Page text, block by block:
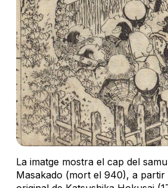
La imatge mostra el cap del
Masakado (mort el 940), a partir